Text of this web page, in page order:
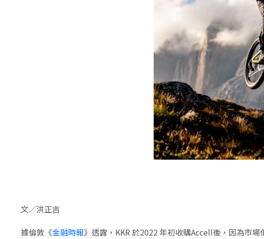
文／洪正吉
據倫敦《金融時報》透露，KKR 於2022 年初收購Accell後，因為市